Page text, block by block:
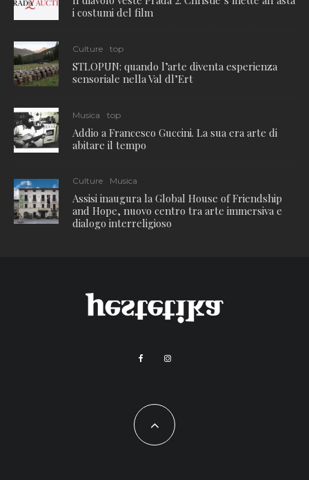
i costumi del film
Culture top
STLOPUN: quando l’arte diventa esperienza
sensoriale nella Val dl’Ert
Musica top
Addio a Francesco Guccini. La sua era arte di
abitare il tempo
Culture Musica
Assisi inaugura la Global House of Friendship
and Hope, nuovo centro tra arte immersiva e
dialogo interreligioso